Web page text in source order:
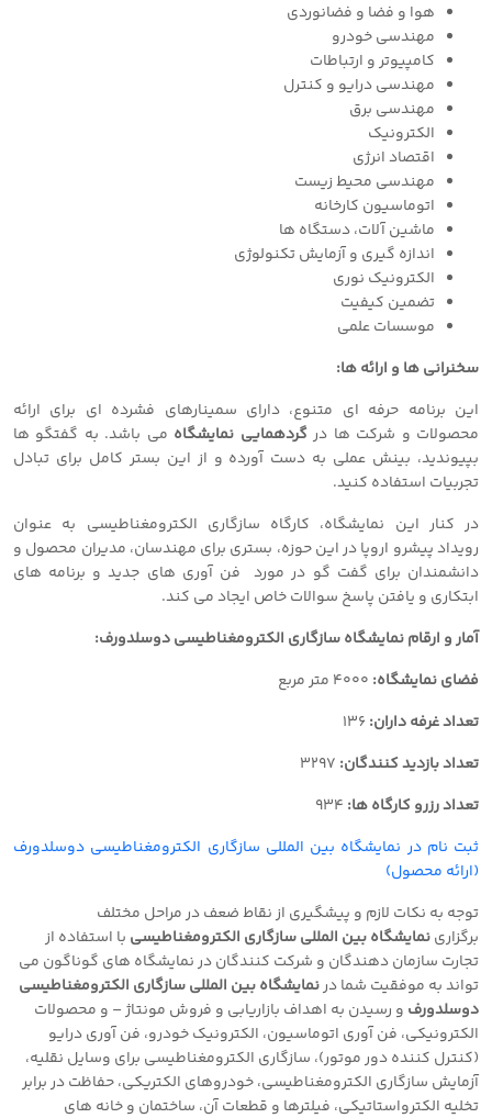
هوا و فضا و فضانوردی
مهندسی خودرو
کامپیوتر و ارتباطات
مهندسی درایو و کنترل
مهندسی برق
الکترونیک
اقتصاد انرژی
مهندسی محیط زیست
اتوماسیون کارخانه
ماشین آلات، دستگاه ها
اندازه گیری و آزمایش تکنولوژی
الکترونیک نوری
تضمین کیفیت
موسسات علمی
سخنرانی ها و ارائه ها:
این برنامه حرفه ای متنوع، دارای سمینارهای فشرده ای برای ارائه
محصولات و شرکت ها درگردهمایی نمایشگاه می باشد. به گفتگو ها
بپیوندید، بینش عملی به دست آورده و از این بستر کامل برای تبادل
تجربیات استفاده کنید.
در کنار این نمایشگاه، کارگاه سازگاری الکترومغناطیسی به عنوان
رویداد پیشرو اروپا در این حوزه، بستری برای مهندسان، مدیران محصول و
دانشمندان برای گفت گو در مورد فن آوری های جدید و برنامه های
ابتکاری و یافتن پاسخ سوالات خاص ایجاد می کند.
آمار و ارقام نمایشگاه سازگاری الکترومغناطیسی دوسلدورف:
فضای نمایشگاه:
تعداد غرفه داران:
تعداد بازدید کنندگان:
تعداد رزرو کارگاه ها:
ثبت نام در نمایشگاه بین المللی سازگاری الکترومغناطیسی دوسلدورف
(ارائه محصول)
توجه به نکات لازم و پیشگیری از نقاط ضعف در مراحل مختلف
برگزارینمایشگاه بین المللی سازگاری الکترومغناطیسی با استفاده از
تجارت سازمان دهندگان و شرکت کنندگان در نمایشگاه های گوناگون می
تواند به موفقیت شما درنمایشگاه بین المللی سازگاری الکترومغناطیسی
دوسلدورف و رسیدن به اهداف بازاریابی و فروش مونتاژ – و محصولات
الکترونیکی، فن آوری اتوماسیون، الکترونیک خودرو، فن آوری درایو
(کنترل کننده دور موتور)، سازگاری الکترومغناطیسی برای وسایل نقلیه،
آزمایش سازگاری الکترومغناطیسی، خودروهای الکتریکی، حفاظت در برابر
تخلیه الکترواستاتیکی، فیلترها و قطعات آن، ساختمان و خانه های